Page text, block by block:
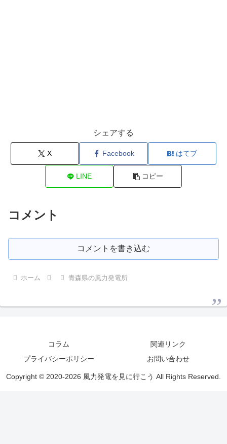
シェアする
X Facebook はてブ
LINE コピー
コメント
コメントを書き込む
ホーム 青森県の風力発電所
コラム
関連リンク
プライバシーポリシー
お問い合わせ
Copyright © 2020-2026 風力発電を見に行こう All Rights Reserved.